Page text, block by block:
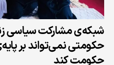
شبکه‌ی مشارکت سیاسی
حکومتی نمی‌تواند بر
حکومت کند